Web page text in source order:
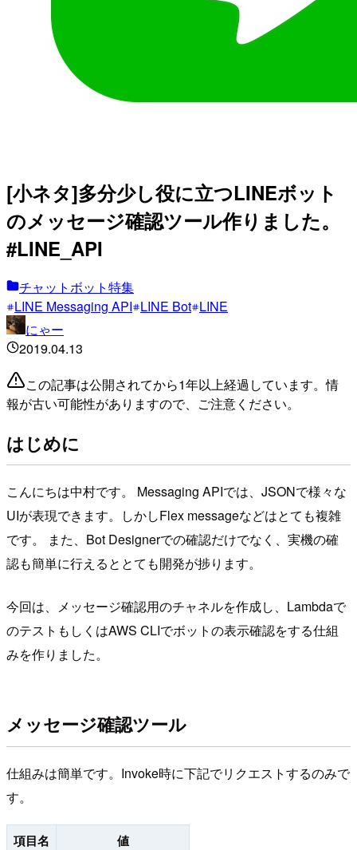
[小ネタ]多分少し役に立つLINEボット
のメッセージ確認ツール作りました。
#LINE_API
チャットボット特集
LINE Messaging API LINE Bot LINE
にゃー
2019.04.13
この記事は公開されてから1年以上経過しています。情
報が古い可能性がありますので、ご注意ください。
はじめに
こんにちは中村です。 Messaging APIでは、JSONで様々な
UIが表現できます。しかしFlex messageなどはとても複雑
です。 また、Bot Designerでの確認だけでなく、実機の確
認も簡単に行えるととても開発が捗ります。
今回は、メッセージ確認用のチャネルを作成し、Lambdaで
のテストもしくはAWS CLIでボットの表示確認をする仕組
みを作りました。
メッセージ確認ツール
仕組みは簡単です。Invoke時に下記でリクエストするのみで
す。
項目名 値